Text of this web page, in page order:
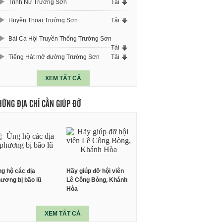
Trinh Nữ Trường Sơn Tải
Huyền Thoại Trường Sơn Tải
Bài Ca Hội Truyền Thống Trường Sơn
Tải
Tiếng Hát mở đường Trường Sơn
Tải
XEM TẤT CẢ
ĐỊA CHỈ CẦN GIÚP ĐỠ
hộ các địa
bị bão lũ
Hãy giúp đỡ hội viên
Lê Công Bòng, Khánh
Hòa
XEM TẤT CẢ